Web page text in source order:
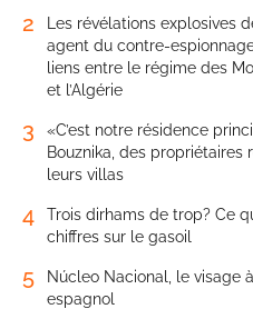
2
Les révélations explosives
agent du contre-
liens entre le régime des
et l’Algérie
3
«C’est notre résidence
Bouznika, des
leurs villas
4
Trois dirhams de trop? Ce
chiffres sur le gasoil
5
Núcleo Nacional, le visage
espagnol